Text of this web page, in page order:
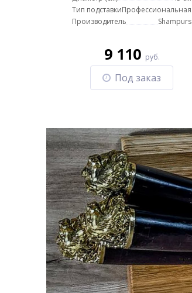
Тип подставкиПрофессиональная
Производитель
Shampurs
9 110 руб.
Под заказ